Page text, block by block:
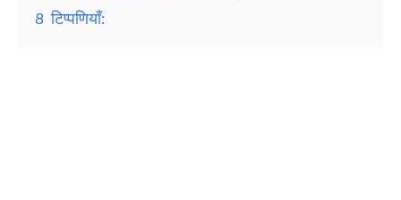
8 टिप्पणियाँ: